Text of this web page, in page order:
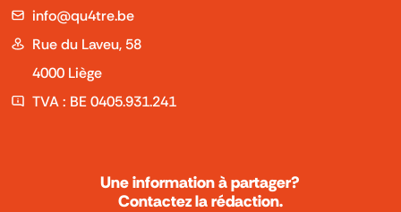
info@qu4tre.be
Rue du Laveu, 58
4000 Liège
TVA : BE 0405.931.241
Une information à partager?
Contactez la rédaction.